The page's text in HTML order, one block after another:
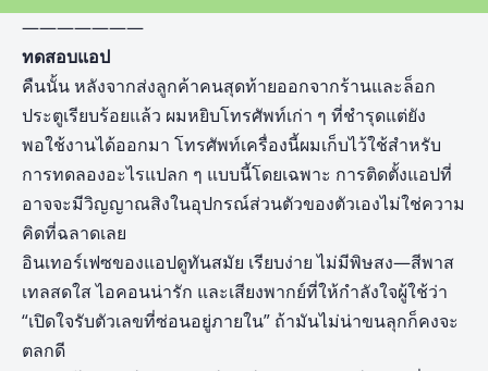
———————
ทดสอบแอป
คืนนั้น หลังจากส่งลูกค้าคนสุดท้ายออกจากร้านและล็อก
ประตูเรียบร้อยแล้ว ผมหยิบโทรศัพท์เก่า ๆ ที่ชำรุดแต่ยัง
พอใช้งานได้ออกมา โทรศัพท์เครื่องนี้ผมเก็บไว้ใช้สำหรับ
การทดลองอะไรแปลก ๆ แบบนี้โดยเฉพาะ การติดตั้งแอปที่
อาจจะมีวิญญาณสิงในอุปกรณ์ส่วนตัวของตัวเองไม่ใช่ความ
คิดที่ฉลาดเลย
อินเทอร์เฟซของแอปดูทันสมัย เรียบง่าย ไม่มีพิษสง—สีพาส
เทลสดใส ไอคอนน่ารัก และเสียงพากย์ที่ให้กำลังใจผู้ใช้ว่า
“เปิดใจรับตัวเลขที่ซ่อนอยู่ภายใน” ถ้ามันไม่น่าขนลุกก็คงจะ
ตลกดี